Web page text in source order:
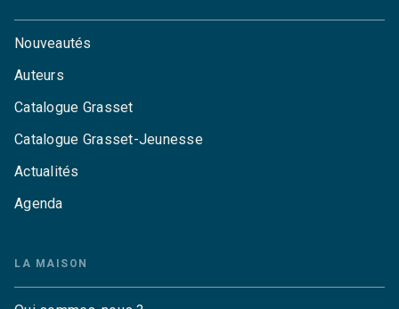
Nouveautés
Auteurs
Catalogue Grasset
Catalogue Grasset-Jeunesse
Actualités
Agenda
LA MAISON